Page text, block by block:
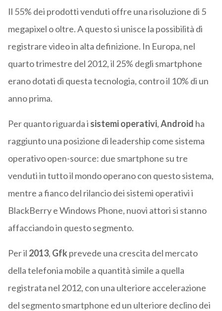
Il 55% dei prodotti venduti offre una risoluzione di 5
megapixel o oltre. A questo si unisce la possibilità di
registrare video in alta definizione. In Europa, nel
quarto trimestre del 2012, il 25% degli smartphone
erano dotati di questa tecnologia, contro il 10% di un
anno prima.
Per quanto riguarda i sistemi operativi,Android ha
raggiunto una posizione di leadership come sistema
operativo open-source: due smartphone su tre
venduti in tutto il mondo operano con questo sistema,
mentre a fianco del rilancio dei sistemi operativi i
BlackBerry e Windows Phone, nuovi attori si stanno
affacciando in questo segmento.
Per il 2013, Gfkprevede una crescita del mercato
della telefonia mobile a quantità simile a quella
registrata nel 2012, con una ulteriore accelerazione
del segmento smartphone ed un ulteriore declino dei